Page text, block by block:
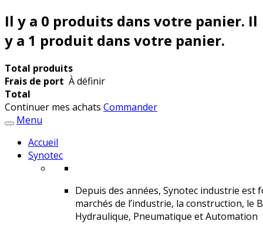
Il y a 0 produits dans votre panier. Il
y a 1 produit dans votre panier.
Total produits
Frais de port À définir
Total
Continuer mes achats Commander
Menu
Accueil
Synotec
Depuis des années, Synotec industrie
marchés de l’industrie, la construction, le
Hydraulique, Pneumatique et Automation